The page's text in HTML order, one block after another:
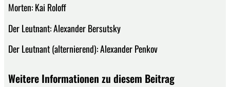
Morten: Kai Roloff
Der Leutnant: Alexander Bersutsky
Der Leutnant (alternierend): Alexander Penkov
Weitere Informationen zu diesem Beitrag